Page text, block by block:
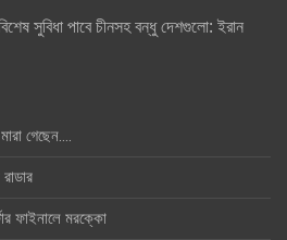
সুবিধা পাবে চীনসহ বন্ধু দেশগুলো: ইরান
গেছেন….
ফাইনালে মরক্কো